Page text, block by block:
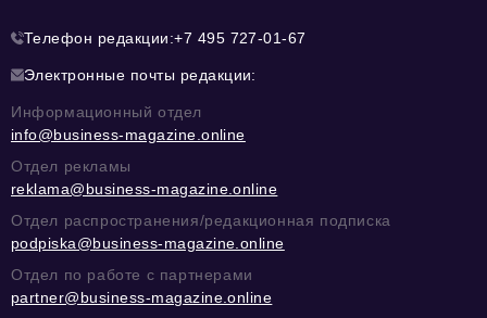
Телефон редакции:+7 495 727-01-67
Электронные почты редакции:
Информационный отдел
info@business-magazine.online
Отдел рекламы
reklama@business-magazine.online
Отдел распространения/редакционная подписка
podpiska@business-magazine.online
Отдел по работе с партнерами
partner@business-magazine.online